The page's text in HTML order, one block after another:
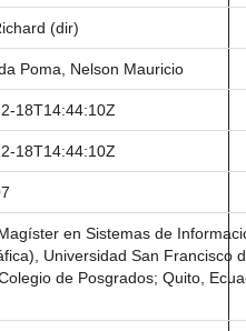
(dir)
Poma, Nelson Mauricio
18T14:44:10Z
18T14:44:10Z
en Sistemas de
Universidad San Francisco
de Posgrados; Quito,